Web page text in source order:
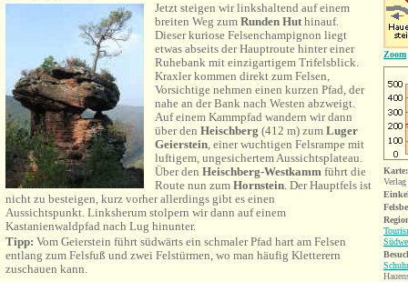
Jetzt steigen wir linkshaltend auf einem
breiten Weg zum Runden Huthinauf.
Dieser kuriose Felsenchampignon liegt
etwas abseits der Hauptroute hinter einer
Ruhebank mit einzigartigem Trifelsblick.
Kraxler kommen direkt zum Felsen,
Vorsichtige nehmen einen kurzen Pfad, der
nahe an der Bank nach Westen abzweigt.
Auf einem Kammpfad wandern wir dann
über den Heischberg (412 m) zum Luger
Geierstein, einer wuchtigen Felsrampe mit
luftigem, ungesichertem Aussichtsplateau.
Über den Heischberg-Westkamm führt die
Route nun zum Hornstein. Der Hauptfels ist
nicht zu besteigen, kurz vorher allerdings gibt es einen
Aussichtspunkt. Linksherum stolpern wir dann auf einem
Kastanienwaldpfad nach Lug hinunter.
Tipp: Vom Geierstein führt südwärts ein schmaler Pfad hart am Felsen
entlang zum Felsfuß und zwei Felstürmen, wo man häufig Kletterern
zuschauen kann.
Zoom